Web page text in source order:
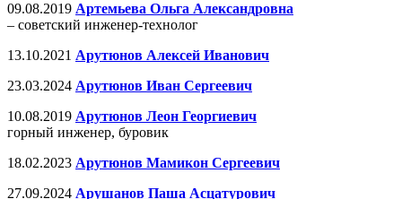
09.08.2019 Артемьева Ольга Александровна
– советский инженер-технолог
13.10.2021 Арутюнов Алексей Иванович
23.03.2024 Арутюнов Иван Сергеевич
10.08.2019 Арутюнов Леон Георгиевич
горный инженер, буровик
18.02.2023 Арутюнов Мамикон Сергеевич
27.09.2024 Арушанов Паша Асцатурович